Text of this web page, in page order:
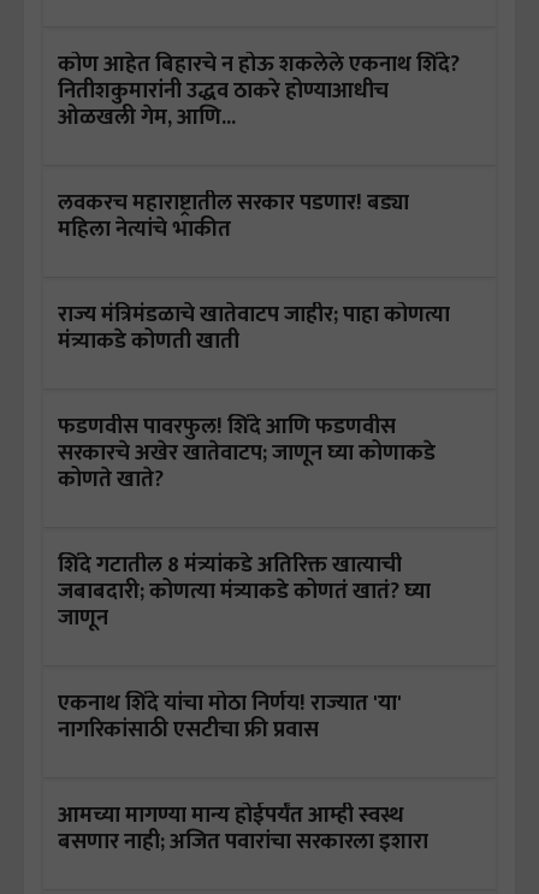
कोण आहेत बिहारचे न होऊ शकलेले एकनाथ शिंदे?
नितीशकुमारांनी उद्धव ठाकरे होण्याआधीच
ओळखली गेम, आणि...
लवकरच महाराष्ट्रातील सरकार पडणार! बड्या
महिला नेत्यांचे भाकीत
राज्य मंत्रिमंडळाचे खातेवाटप जाहीर; पाहा कोणत्या
मंत्र्याकडे कोणती खाती
फडणवीस पावरफुल! शिंदे आणि फडणवीस
सरकारचे अखेर खातेवाटप; जाणून घ्या कोणाकडे
कोणते खाते?
शिंदे गटातील 8 मंत्र्यांकडे अतिरिक्त खात्याची
जबाबदारी; कोणत्या मंत्र्याकडे कोणतं खातं? घ्या
जाणून
एकनाथ शिंदे यांचा मोठा निर्णय! राज्यात 'या'
नागरिकांसाठी एसटीचा फ्री प्रवास
आमच्या मागण्या मान्य होईपर्यंत आम्ही स्वस्थ
बसणार नाही; अजित पवारांचा सरकारला इशारा